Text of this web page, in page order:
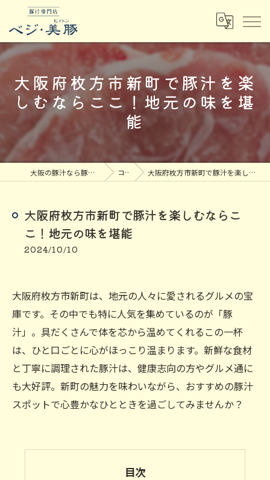
大阪府枚方市新町で豚汁を楽
しむならここ！地元の味を堪
能
大阪の豚汁なら豚汁専門店ベジ・美豚 コラム 大阪府枚方市新町で豚汁を楽しむならここ！地元の味を堪能
大阪府枚方市新町で豚汁を楽しむならこ
こ！地元の味を堪能
2024/10/10
大阪府枚方市新町は、地元の人々に愛されるグルメの宝
庫です。その中でも特に人気を集めているのが「豚
汁」。具だくさんで体を芯から温めてくれるこの一杯
は、ひと口ごとに心がほっこり温まります。新鮮な食材
と丁寧に調理された豚汁は、健康志向の方やグルメ通に
も大好評。新町の魅力を味わいながら、おすすめの豚汁
スポットで心豊かなひとときを過ごしてみませんか？
目次